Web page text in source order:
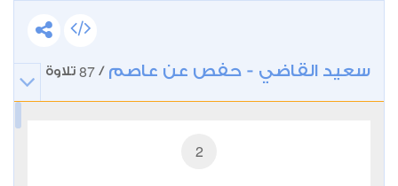
سعيد القاضي - حفص عن عاصم /
87 تلاوة
2